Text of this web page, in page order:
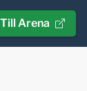
Till Arena